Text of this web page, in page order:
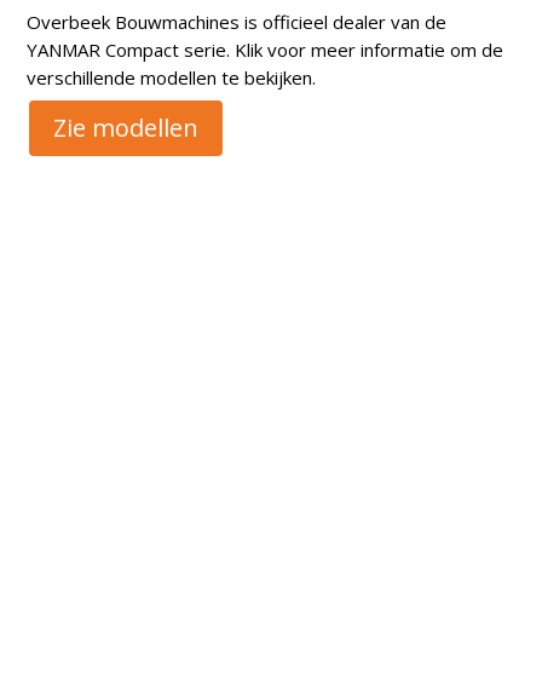
Overbeek Bouwmachines is officieel dealer van de
YANMAR Compact serie. Klik voor meer informatie om de
verschillende modellen te bekijken.
Zie modellen